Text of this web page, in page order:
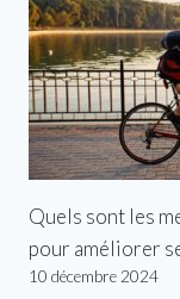
Quels sont les
pour améliorer
10 décembre 2024